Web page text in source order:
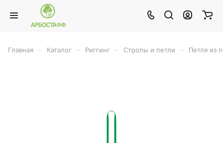
Главная Каталог Риггинг Стропы и петли Петля из